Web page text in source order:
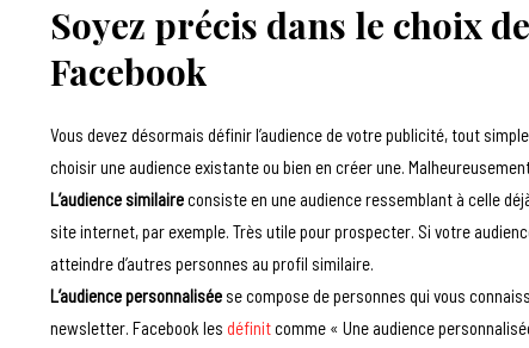
Soyez précis dans le choix
Facebook
Vous devez désormais définir l’audience de votre publicité, tout
choisir une audience existante ou bien en créer une.
L’audience similaireconsiste en une audience ressemblant à celle
site internet, par exemple. Très utile pour prospecter. Si votre
atteindre d’autres personnes au profil similaire.
L’audience personnalisée se compose de personnes qui vous
newsletter. Facebook les définitcomme « Une audience